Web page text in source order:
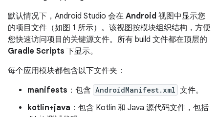
默认情况下，Android Studio 会在 Android 视图中显示您
的项目文件（如图 1 所示）。该视图按模块组织结构，方便
您快速访问项目的关键源文件。所有 build 文件都在顶层的
Gradle Scripts 下显示。
每个应用模块都包含以下文件夹：
manifests ：包含 AndroidManifest.xml 文件。
kotlin+java ：包含 Kotlin 和 Java 源代码文件，包括